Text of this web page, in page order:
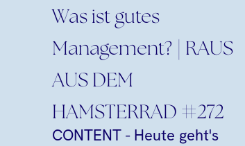
Was ist gutes
Management? | RAUS
AUS DEM
HAMSTERRAD #272
CONTENT - Heute geht's